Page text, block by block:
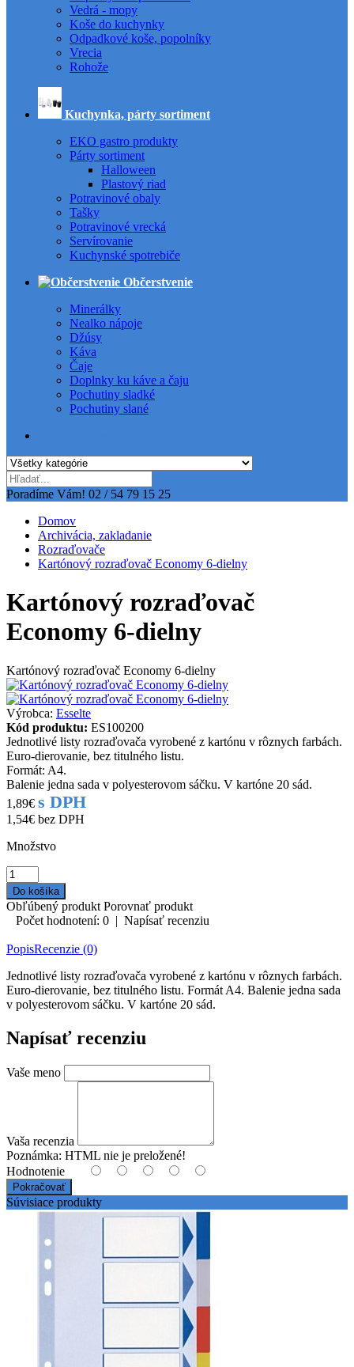
Vedrá - mopy
Koše do kuchynky
Odpadkové koše, popolníky
Vrecia
Rohože
Kuchynka, párty sortiment
EKO gastro produkty
Párty sortiment
Halloween
Plastový riad
Potravinové obaly
Tašky
Potravinové vrecká
Servírovanie
Kuchynské spotrebiče
Občerstvenie
Minerálky
Nealko nápoje
Džúsy
Káva
Čaje
Doplnky ku káve a čaju
Pochutiny sladké
Pochutiny slané
Poradíme Vám! 02 / 54 79 15 25
Domov
Archivácia, zakladanie
Rozraďovače
Kartónový rozraďovač Economy 6-dielny
Kartónový rozraďovač
Economy 6-dielny
Kartónový rozraďovač Economy 6-dielny
Výrobca: Esselte
Kód produktu: ES100200
Jednotlivé listy rozraďovača vyrobené z kartónu v rôznych farbách.
Euro-dierovanie, bez titulného listu.
Formát: A4.
Balenie jedna sada v polyesterovom sáčku. V kartóne 20 sád.
1,89€ s DPH
1,54€ bez DPH
Množstvo
Obľúbený produkt Porovnať produkt
Počet hodnotení: 0 | Napísať recenziu
PopisRecenzie (0)
Jednotlivé listy rozraďovača vyrobené z kartónu v rôznych farbách.
Euro-dierovanie, bez titulného listu. Formát A4. Balenie jedna sada
v polyesterovom sáčku. V kartóne 20 sád.
Napísať recenziu
Vaše meno
Vaša recenzia
Poznámka: HTML nie je preložené!
Hodnotenie
Pokračovať
Súvisiace produkty